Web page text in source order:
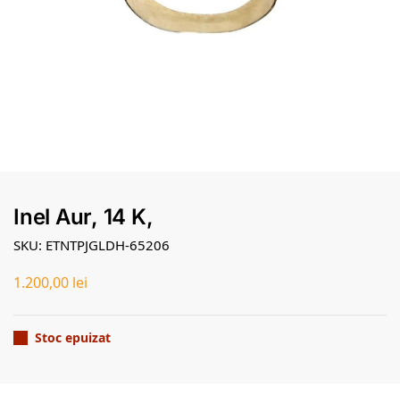
Inel Aur, 14 K,
SKU: ETNTPJGLDH-65206
1.200,00 lei
Stoc epuizat